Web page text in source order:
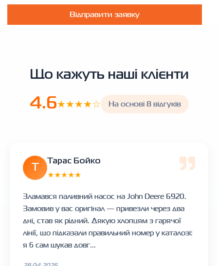
Відправити заявку
Що кажуть наші клієнти
4.6★★★★☆ На основі 8 відгуків
Тарас Бойко
★★★★★
Зламався паливний насос на John Deere 6920.
Замовив у вас оригінал — привезли через два
дні, став як рідний. Дякую хлопцям з гарячої
лінії, що підказали правильний номер у каталозі:
я б сам шукав довг...